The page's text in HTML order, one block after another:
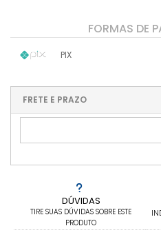
DÚVIDAS
TIRE SUAS DÚVIDAS SOBRE ESTE
PRODUTO
FORMAS DE
PIX
...
FRETE E PRAZO